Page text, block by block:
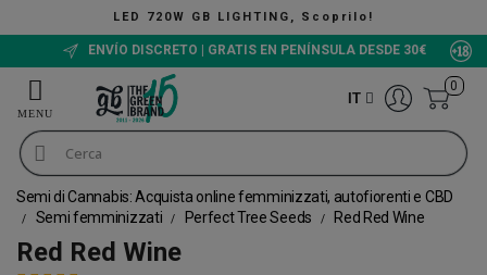
Scoprilo!
ENVÍO DISCRETO | GRATIS EN PENÍNSULA DESDE 30€
IT
0
Semi di Cannabis: Acquista online femminizzati, autofiorenti e CBD
Semi femminizzati
Perfect Tree Seeds Red Red Wine
Red Red Wine